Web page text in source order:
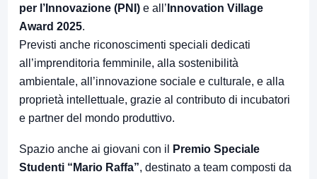
per l’Innovazione (PNI) e all’ Innovation Village
Award 2025.
Previsti anche riconoscimenti speciali dedicati
all’imprenditoria femminile, alla sostenibilità
ambientale, all’innovazione sociale e culturale, e alla
proprietà intellettuale, grazie al contributo di incubatori
e partner del mondo produttivo.
Spazio anche ai giovani con il
Premio Speciale
Studenti “Mario Raffa”, destinato a team composti da